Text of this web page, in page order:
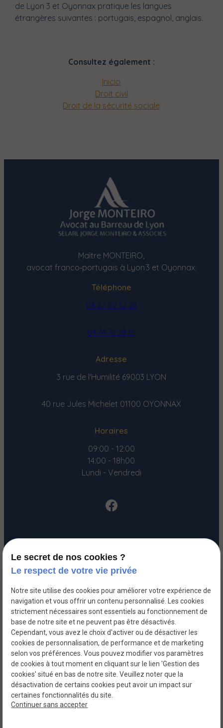
de Lyon 3 et Oyonnax pratique les langues
étrangères suivantes : portugais, espagnol, anglais.
Consultez également :
Inicio
Droit civil
Droit de la sécurité sociale
Maître MONTEIRO,
avocat franco‑portugais à Lyon 3 et Oyonnax.
Téléphone
04 27 02 12 26
04 74 73 58 61
Adresse
3 rue de l'Humilité 69003 LYON
40 rue Jules Michelet 01100 OYONNAX
Horaires
09:00 - 12:00
14:00 - 18h00
Lundi - Vendredi
Accueil
Votre Avocat
Domaines de compétences
Honoraires
Actualités
Contact
SIRET :
80120012200019
Mentions légales
Politique de
confidentialité
Plan du site
Gestion des
Le secret de nos cookies ?
Le respect de votre vie privée
Notre site utilise des cookies pour améliorer votre expérience de
navigation et vous offrir un contenu personnalisé. Les cookies
strictement nécessaires sont essentiels au fonctionnement de
base de notre site et ne peuvent pas être désactivés.
Cependant, vous avez le choix d'activer ou de désactiver les
cookies de personnalisation, de performance et de marketing
selon vos préférences. Vous pouvez modifier vos paramètres
de cookies à tout moment en cliquant sur le lien 'Gestion des
cookies' situé en bas de notre site. Veuillez noter que la
désactivation de certains cookies peut avoir un impact sur
certaines fonctionnalités du site.
Continuer sans accepter